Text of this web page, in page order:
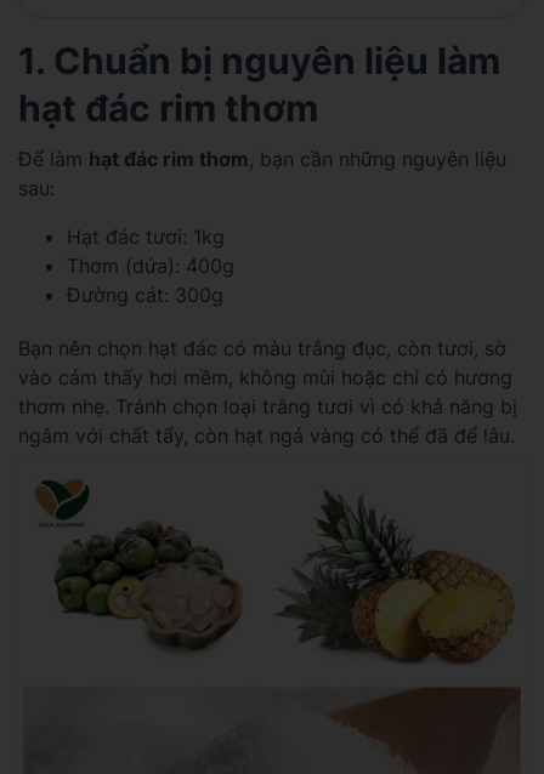
1. Chuẩn bị nguyên liệu làm
hạt đác rim thơm
Để làm hạt đác rim thơm, bạn cần những nguyên liệu
sau:
Hạt đác tươi: 1kg
Thơm (dứa): 400g
Đường cát: 300g
Bạn nên chọn hạt đác có màu trắng đục, còn tươi, sờ
vào cảm thấy hơi mềm, không mùi hoặc chỉ có hương
thơm nhẹ. Tránh chọn loại trắng tươi vì có khả năng bị
ngâm với chất tẩy, còn hạt ngả vàng có thể đã để lâu.